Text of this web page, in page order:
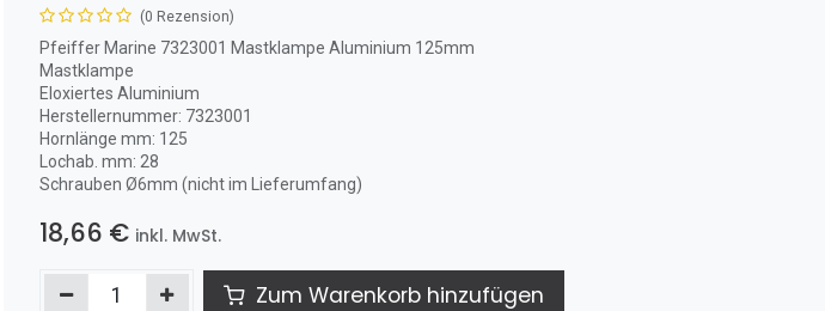
(0 Rezension)
Pfeiffer Marine 7323001 Mastklampe Aluminium 125mm
Mastklampe
Eloxiertes Aluminium
Herstellernummer: 7323001
Hornlänge mm: 125
Lochab. mm: 28
Schrauben Ø6mm (nicht im Lieferumfang)
18,66 € inkl. MwSt.
Zum Warenkorb hinzufügen